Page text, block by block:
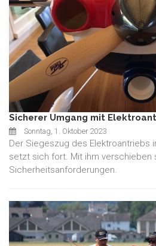
Sicherer Umgang mit
Sonntag, 1. Oktober 2023
Der Siegeszug des Elektroantriebs
setzt sich fort. Mit ihm verschieben
Sicherheitsanforderungen.